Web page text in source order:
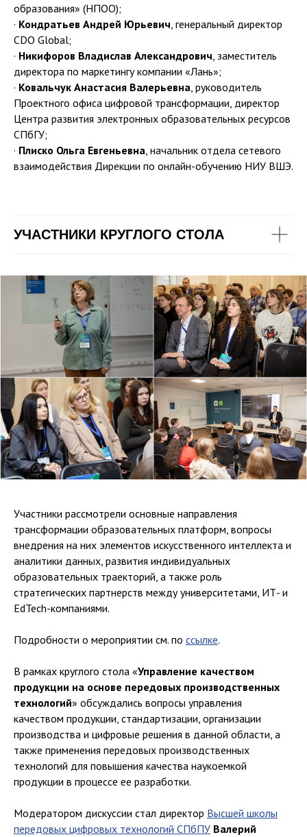
образования» (НПОО);
· Кондратьев Андрей Юрьевич, генеральный директор
CDO Global;
· Никифоров Владислав Александрович, заместитель
директора по маркетингу компании «Лань»;
· Ковальчук Анастасия Валерьевна, руководитель
Проектного офиса цифровой трансформации, директор
Центра развития электронных образовательных ресурсов
СПбГУ;
· Плиско Ольга Евгеньевна, начальник отдела сетевого
взаимодействия Дирекции по онлайн-обучению НИУ ВШЭ.
УЧАСТНИКИ КРУГЛОГО СТОЛА
Участники рассмотрели основные направления
трансформации образовательных платформ, вопросы
внедрения на них элементов искусственного интеллекта и
аналитики данных, развития индивидуальных
образовательных траекторий, а также роль
стратегических партнерств между университетами, ИТ- и
EdTech-компаниями.
Подробности о мероприятии см. по ссылке.
В рамках круглого стола «Управление качеством
продукции на основе передовых производственных
технологий» обсуждались вопросы управления
качеством продукции, стандартизации, организации
производства и цифровые решения в данной области, а
также применения передовых производственных
технологий для повышения качества наукоемкой
продукции в процессе ее разработки.
Модератором дискуссии стал директор Высшей школы
передовых цифровых технологий СПбПУ Валерий